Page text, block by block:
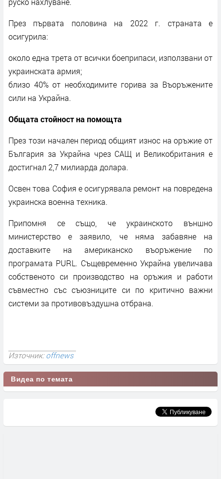
През първата половина на 2022 г. страната е
осигурила:
около една трета от всички боеприпаси, използвани от
украинската армия;
близо 40% от необходимите горива за Въоръжените
сили на Украйна.
Общата стойност на помощта
През този начален период общият износ на оръжие от
България за Украйна чрез САЩ и Великобритания е
достигнал 2,7 милиарда долара.
Освен това София е осигурявала ремонт на повредена
украинска военна техника.
Припомня се също, че украинското външно
министерство е заявило, че няма забавяне на
доставките на американско въоръжение по
програмата PURL. Същевременно Украйна увеличава
собственото си производство на оръжия и работи
съвместно със съюзниците си по критично важни
системи за противовъздушна отбрана.
Източник:offnews
Видеа по темата